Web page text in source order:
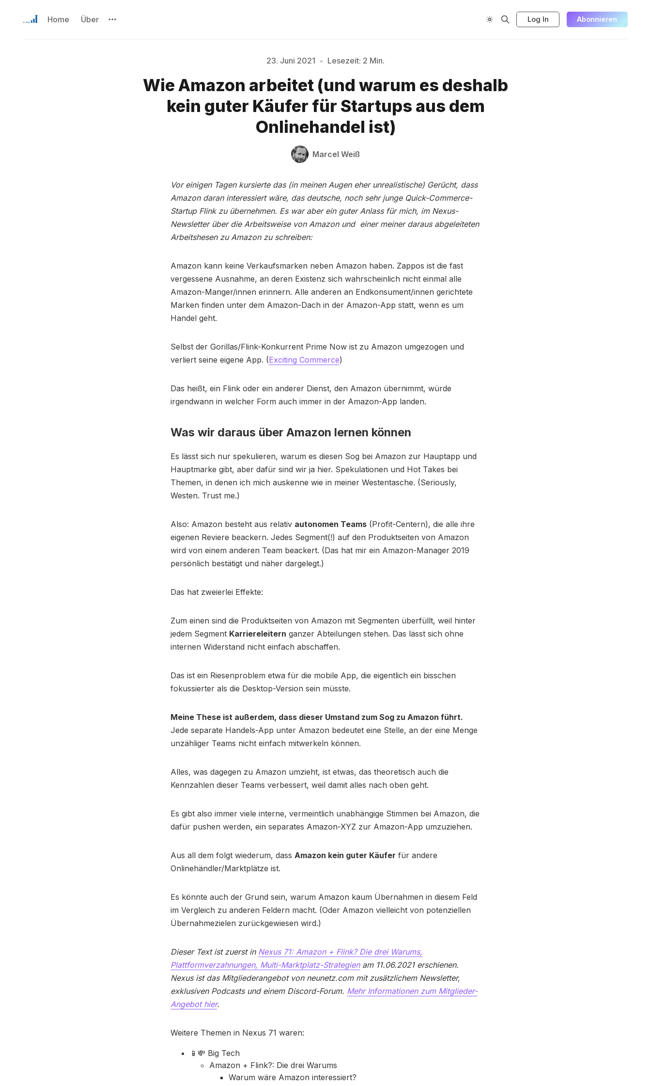
Home Über Log In Abonnieren
Bitte geben Sie mindestens 3 Zeichen ein
23. Juni 2021 • Lesezeit: 2 Min.
Wie Amazon arbeitet (und warum es deshalb
kein guter Käufer für Startups aus dem
Onlinehandel ist)
Marcel Weiß
Vor einigen Tagen kursierte das (in meinen Augen eher unrealistische) Gerücht, dass
Amazon daran interessiert wäre, das deutsche, noch sehr junge Quick-Commerce-
Startup Flink zu übernehmen. Es war aber ein guter Anlass für mich, im Nexus-
Newsletter über die Arbeitsweise von Amazon und einer meiner daraus abgeleiteten
Arbeitshesen zu Amazon zu schreiben:
Amazon kann keine Verkaufsmarken neben Amazon haben. Zappos ist die fast
vergessene Ausnahme, an deren Existenz sich wahrscheinlich nicht einmal alle
Amazon-Manger/innen erinnern. Alle anderen an Endkonsument/innen gerichtete
Marken finden unter dem Amazon-Dach in der Amazon-App statt, wenn es um
Handel geht.
Selbst der Gorillas/Flink-Konkurrent Prime Now ist zu Amazon umgezogen und
verliert seine eigene App. (Exciting Commerce)
Das heißt, ein Flink oder ein anderer Dienst, den Amazon übernimmt, würde
irgendwann in welcher Form auch immer in der Amazon-App landen.
Was wir daraus über Amazon lernen können
Es lässt sich nur spekulieren, warum es diesen Sog bei Amazon zur Hauptapp und
Hauptmarke gibt, aber dafür sind wir ja hier. Spekulationen und Hot Takes bei
Themen, in denen ich mich auskenne wie in meiner Westentasche. (Seriously,
Westen. Trust me.)
Also: Amazon besteht aus relativ autonomen Teams (Profit-Centern), die alle ihre
eigenen Reviere beackern. Jedes Segment(!) auf den Produktseiten von Amazon
wird von einem anderen Team beackert. (Das hat mir ein Amazon-Manager 2019
persönlich bestätigt und näher dargelegt.)
Das hat zweierlei Effekte:
Zum einen sind die Produktseiten von Amazon mit Segmenten überfüllt, weil hinter
jedem Segment Karriereleitern ganzer Abteilungen stehen. Das lässt sich ohne
internen Widerstand nicht einfach abschaffen.
Das ist ein Riesenproblem etwa für die mobile App, die eigentlich ein bisschen
fokussierter als die Desktop-Version sein müsste.
Meine These ist außerdem, dass dieser Umstand zum Sog zu Amazon führt.
Jede separate Handels-App unter Amazon bedeutet eine Stelle, an der eine Menge
unzähliger Teams nicht einfach mitwerkeln können.
Alles, was dagegen zu Amazon umzieht, ist etwas, das theoretisch auch die
Kennzahlen dieser Teams verbessert, weil damit alles nach oben geht.
Es gibt also immer viele interne, vermeintlich unabhängige Stimmen bei Amazon, die
dafür pushen werden, ein separates Amazon-XYZ zur Amazon-App umzuziehen.
Aus all dem folgt wiederum, dass Amazon kein guter Käufer für andere
Onlinehändler/Marktplätze ist.
Es könnte auch der Grund sein, warum Amazon kaum Übernahmen in diesem Feld
im Vergleich zu anderen Feldern macht. (Oder Amazon vielleicht von potenziellen
Übernahmezielen zurückgewiesen wird.)
Dieser Text ist zuerst in Nexus 71: Amazon + Flink? Die drei Warums,
Plattformverzahnungen, Multi-Marktplatz-Strategienam 11.06.2021 erschienen.
Nexus ist das Mitgliederangebot von neunetz.com mit zusätzlichem Newsletter,
exklusiven Podcasts und einem Discord-Forum. Mehr Informationen zum Mitglieder-
Angebot hier.
Weitere Themen in Nexus 71 waren:
📱💸 Big Tech
Amazon + Flink?: Die drei Warums
Warum wäre Amazon interessiert?